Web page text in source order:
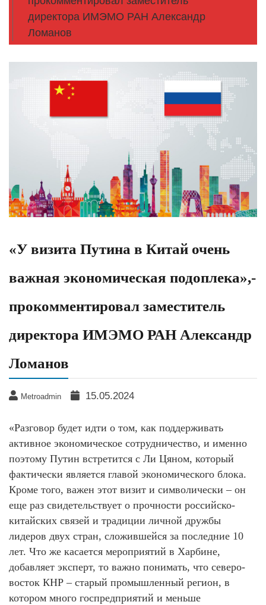
директора ИМЭМО РАН Александр
Ломанов
«У визита Путина в Китай очень
важная экономическая подоплека»,-
прокомментировал заместитель
директора ИМЭМО РАН Александр
Ломанов
Metroadmin 15.05.2024
«Разговор будет идти о том, как поддерживать
активное экономическое сотрудничество, и именно
поэтому Путин встретится с Ли Цяном, который
фактически является главой экономического блока.
Кроме того, важен этот визит и символически – он
еще раз свидетельствует о прочности российско-
китайских связей и традиции личной дружбы
лидеров двух стран, сложившейся за последние 10
лет. Что же касается мероприятий в Харбине,
добавляет эксперт, то важно понимать, что северо-
восток КНР – старый промышленный регион, в
котором много госпредприятий и меньше